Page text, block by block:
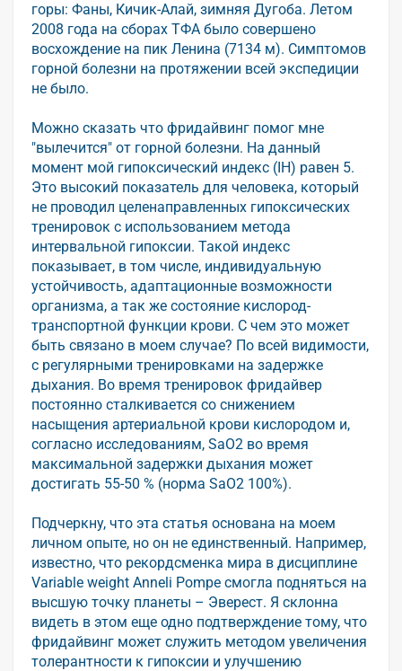
горы: Фаны, Кичик-Алай, зимняя Дугоба. Летом
2008 года на сборах ТФА было совершено
восхождение на пик Ленина (7134 м). Симптомов
горной болезни на протяжении всей экспедиции
не было.
Можно сказать что фридайвинг помог мне
"вылечится" от горной болезни. На данный
момент мой гипоксический индекс (IH) равен 5.
Это высокий показатель для человека, который
не проводил целенаправленных гипоксических
тренировок с использованием метода
интервальной гипоксии. Такой индекс
показывает, в том числе, индивидуальную
устойчивость, адаптационные возможности
организма, а так же состояние кислород-
транспортной функции крови. С чем это может
быть связано в моем случае? По всей видимости,
с регулярными тренировками на задержке
дыхания. Во время тренировок фридайвер
постоянно сталкивается со снижением
насыщения артериальной крови кислородом и,
согласно исследованиям, SaO2 во время
максимальной задержки дыхания может
достигать 55-50 % (норма SaO2 100%).
Подчеркну, что эта статья основана на моем
личном опыте, но он не единственный. Например,
известно, что рекордсменка мира в дисциплине
Variable weight Anneli Pompe смогла подняться на
высшую точку планеты – Эверест. Я склонна
видеть в этом еще одно подтверждение тому, что
фридайвинг может служить методом увеличения
толерантности к гипоксии и улучшению